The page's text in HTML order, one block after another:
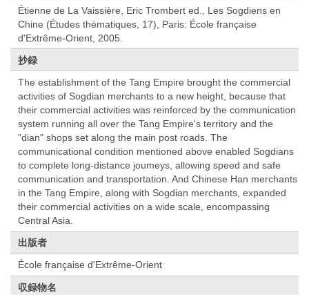
Étienne de La Vaissière, Eric Trombert ed., Les Sogdiens en
Chine (Études thématiques, 17), Paris: École française
d'Extrême-Orient, 2005.
抄録
The establishment of the Tang Empire brought the commercial
activities of Sogdian merchants to a new height, because that
their commercial activities was reinforced by the communication
system running all over the Tang Empire's territory and the
"dian" shops set along the main post roads. The
communicational condition mentioned above enabled Sogdians
to complete long-distance joumeys, allowing speed and safe
communication and transportation. And Chinese Han merchants
in the Tang Empire, along with Sogdian merchants, expanded
their commercial activities on a wide scale, encompassing
Central Asia.
出版者
École française d'Extrême-Orient
収録物名